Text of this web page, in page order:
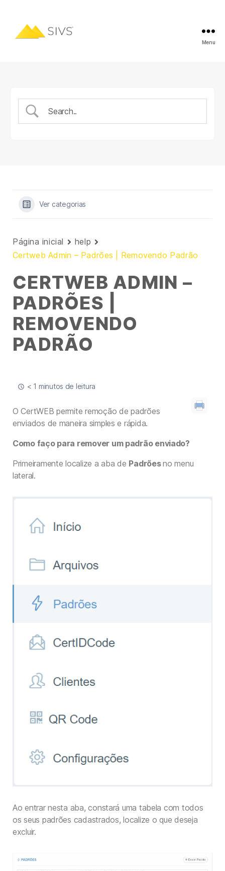
Menu
Ver categorias
Página inicial
help
Certweb Admin – Padrões | Removendo Padrão
CERTWEB ADMIN –
PADRÕES |
REMOVENDO
PADRÃO
< 1 minutos de leitura
O CertWEB permite remoção de padrões
enviados de maneira simples e rápida.
Como faço para remover um padrão enviado?
Primeiramente localize a aba de Padrõesno menu
lateral.
Ao entrar nesta aba, constará uma tabela com todos
os seus padrões cadastrados, localize o que deseja
excluir.